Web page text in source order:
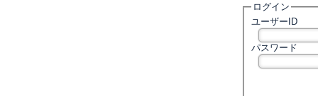
ログイン
ユーザーID
パスワード